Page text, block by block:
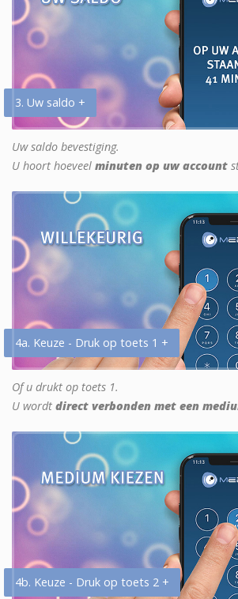
3. Uw saldo +
Uw saldo bevestiging.
U hoort hoeveel minuten op uw account
4a. Keuze - Druk op toets 1 +
Of u drukt op toets 1.
U wordt direct verbonden met een
4b. Keuze - Druk op toets 2 +